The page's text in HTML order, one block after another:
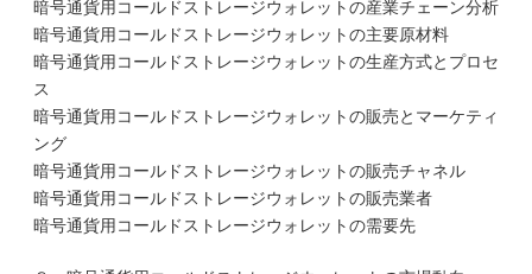
暗号通貨用コールドストレージウォレットの産業チェーン分析
暗号通貨用コールドストレージウォレットの主要原材料
暗号通貨用コールドストレージウォレットの生産方式とプロセ
ス
暗号通貨用コールドストレージウォレットの販売とマーケティ
ング
暗号通貨用コールドストレージウォレットの販売チャネル
暗号通貨用コールドストレージウォレットの販売業者
暗号通貨用コールドストレージウォレットの需要先